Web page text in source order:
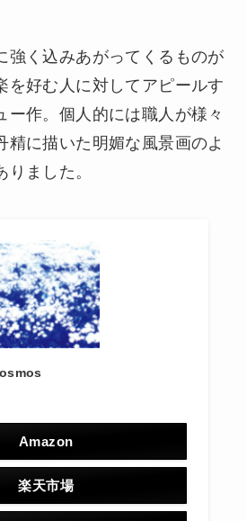
く込みあがってくるものが
を好む人に対してアピールす
ー作。個人的には職人が様々
精に描いた明媚な風景画のよ
りました。
Amazon
楽天市場